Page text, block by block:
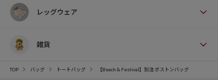
レッグウェア
雑貨
TOP バッグ トートバッグ 【Beach & Festival】別注 ボストンバッグ